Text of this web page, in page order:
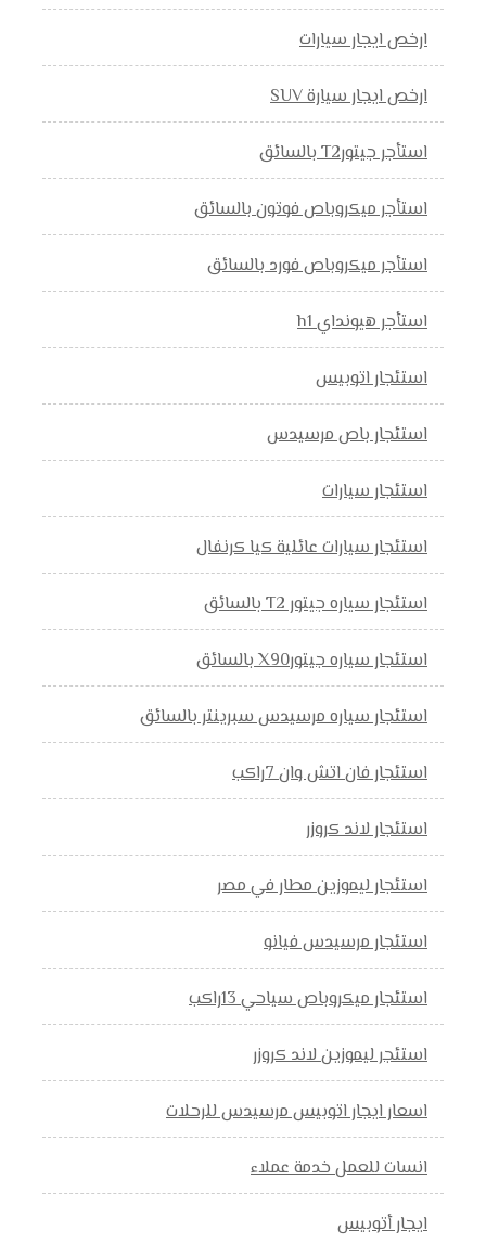
ارخص ايجار سيارات
ارخص ايجار سيارة SUV
استأجر جيتورT2 بالسائق
استأجر ميكروباص فوتون بالسائق
استأجر ميكروباص فورد بالسائق
استأجر هيونداي h1
استئجار اتوبيس
استئجار باص مرسيدس
استئجار سيارات
استئجار سيارات عائلية كيا كرنفال
استئجار سياره جيتور T2 بالسائق
استئجار سياره جيتورX90 بالسائق
استئجار سياره مرسيدس سبرينتر بالسائق
استئجار فان اتش وان 7راكب
استئجار لاند كروزر
استئجار ليموزين مطار في مصر
استئجار مرسيدس فيانو
استئجار ميكروباص سياحي 13راكب
استئجر ليموزين لاند كروزر
اسعار ايجار اتوبيس مرسيدس للرحلات
انسات للعمل خدمة عملاء
ايجار أتوبيس